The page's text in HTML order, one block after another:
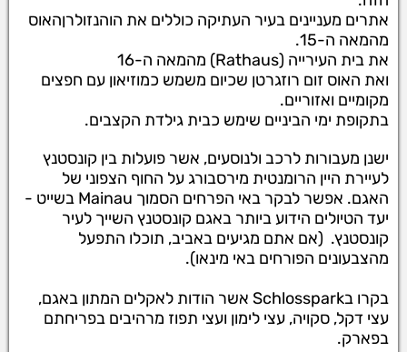
אתרים מעניינים בעיר העתיקה כוללים את הוהנזולרןהאוס
מהמאה ה-15.
את בית העירייה (Rathaus) מהמאה ה-16
ואת האוס זום רוזגרטן שכיום משמש כמוזיאון עם חפצים
מקומיים ואזוריים.
בתקופת ימי הביניים שימש כבית גילדת הקצבים.
ישנן מעבורות לרכב ולנוסעים, אשר פועלות בין קונסטנץ
לעיירת היין הרומנטית מירסבורג על החוף הצפוני של
האגם. אפשר לבקר באי הפרחים הסמוך Mainau בשייט -
יעד הטיולים הידוע ביותר באגם קונסטנץ השייך לעיר
קונסטנץ. (אם אתם מגיעים באביב, תוכלו התפעל
מהצבעונים הפורחים באי מינאו).
בקרו בSchlosspark אשר הודות לאקלים המתון באגם,
עצי דקל, סקויה, עצי לימון ועצי תפוז מרהיבים בפריחתם
בפארק.